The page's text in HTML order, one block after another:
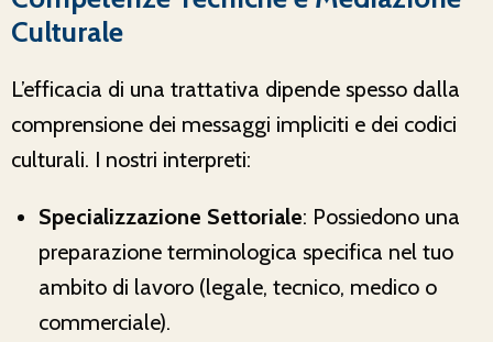
Culturale
L’efficacia di una trattativa dipende spesso dalla
comprensione dei messaggi impliciti e dei codici
culturali. I nostri interpreti:
Specializzazione Settoriale: Possiedono una
preparazione terminologica specifica nel tuo
ambito di lavoro (legale, tecnico, medico o
commerciale).